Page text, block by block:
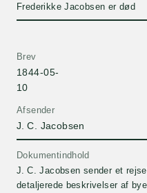
Frederikke Jacobsen er død
Afsender
J. C. Jacobsen
Brev
1844-05-
10
Dokumentindhold
J. C. Jacobsen sender et
detaljerede beskrivelser af